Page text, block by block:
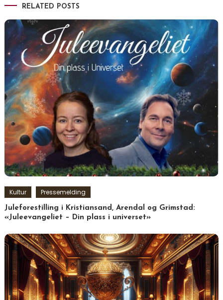
RELATED POSTS
Kultur Pressemelding
Juleforestilling i Kristiansand, Arendal og Grimstad:
«Juleevangeliet – Din plass i universet»